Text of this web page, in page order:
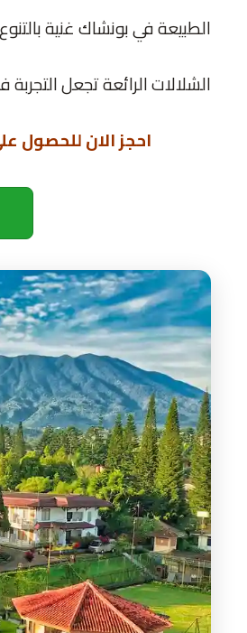
الطبيعة في بونشاك غنية
الشلالات الرائعة تجعل
احجز الان للحصول